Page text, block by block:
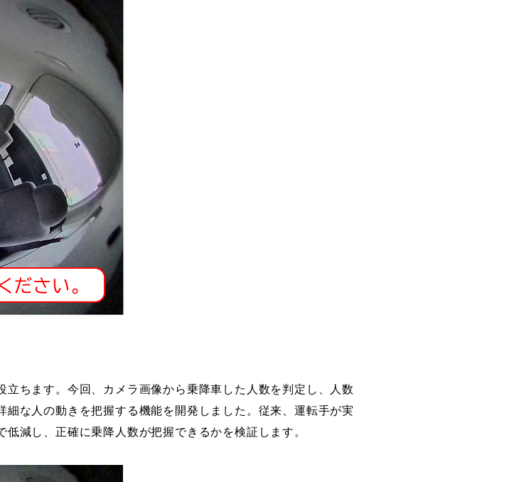
ちます。今回、カメラ画像から乗降車した人数を判定し、人数
な人の動きを把握する機能を開発しました。従来、運転手が実
減し、正確に乗降人数が把握できるかを検証します。